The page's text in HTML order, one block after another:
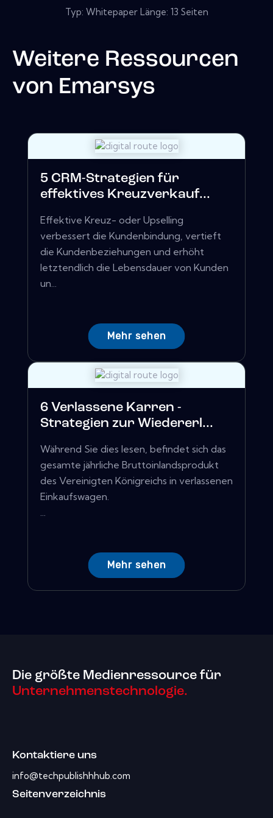
Typ: Whitepaper Länge: 13 Seiten
Weitere Ressourcen
von Emarsys
5 CRM-Strategien für
effektives Kreuzverkauf...
Effektive Kreuz- oder Upselling
verbessert die Kundenbindung, vertieft
die Kundenbeziehungen und erhöht
letztendlich die Lebensdauer von Kunden
un...
Mehr sehen
6 Verlassene Karren -
Strategien zur Wiedererl...
Während Sie dies lesen, befindet sich das
gesamte jährliche Bruttoinlandsprodukt
des Vereinigten Königreichs in verlassenen
Einkaufswagen.
...
Mehr sehen
Die größte Medienressource für
Unternehmenstechnologie.
Kontaktiere uns
info@techpublishhhub.com
Seitenverzeichnis